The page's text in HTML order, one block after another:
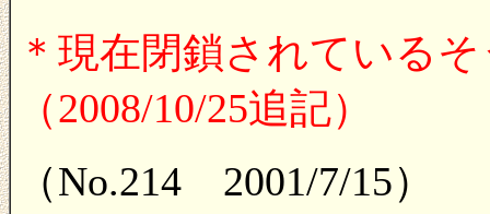
＊現在閉鎖されている
（2008/10/25追記）
（No.214 2001/7/15）